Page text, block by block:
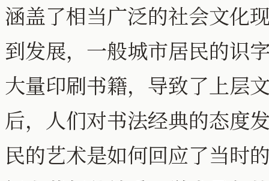
涵盖了相当广泛的社会文化
到发展，一般城市居民的识
大量印刷书籍，导致了上层
后，人们对书法经典的态度
民的艺术是如何回应了当时